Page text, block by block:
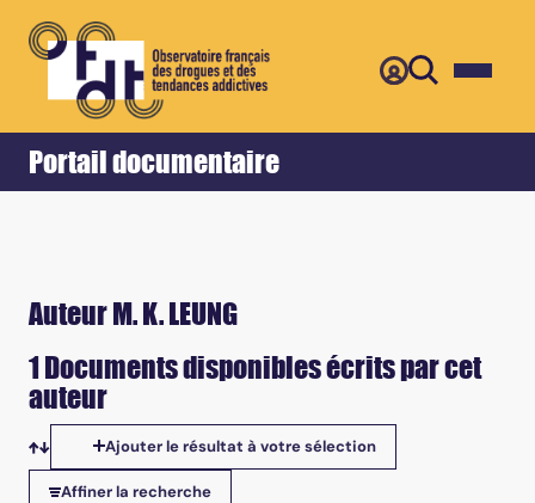
Portail documentaire
Accueil Retour
Auteur M. K. LEUNG
1 Documents disponibles écrits par cet
auteur
Tris disponibles
Ajouter le résultat à votre sélection
Affiner la recherche